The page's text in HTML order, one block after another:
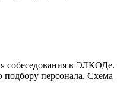
собеседования в ЭЛКОДе.
персонала. Схема